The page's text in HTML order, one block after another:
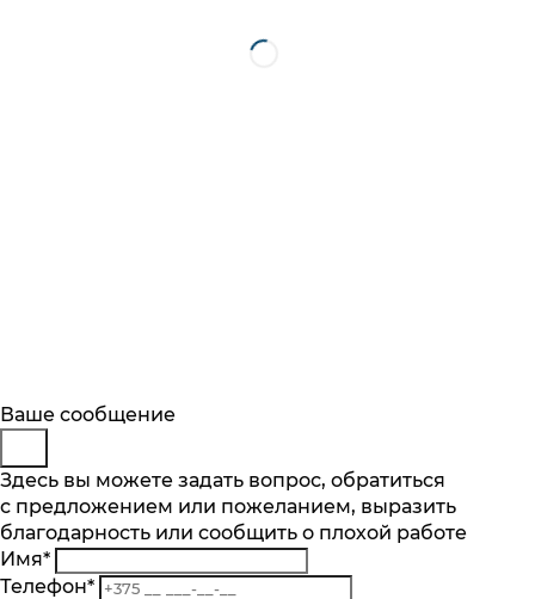
Описание
Отзывы
Основные характеристики
Производительность мотора, м.куб/ч
590
Кол-во скоростей, шт
Будьте в курсе
Подпишитесь на последние обновления
и узнавайте о новинках и специальных
предложениях первыми
Подписаться
Заказ обратного звонка
Представьтесь
Телефон*
Комментарий
Ваше сообщение
Здесь вы можете задать вопрос, обратиться
с предложением или пожеланием, выразить
благодарность или сообщить о плохой работе
Имя*
Телефон*